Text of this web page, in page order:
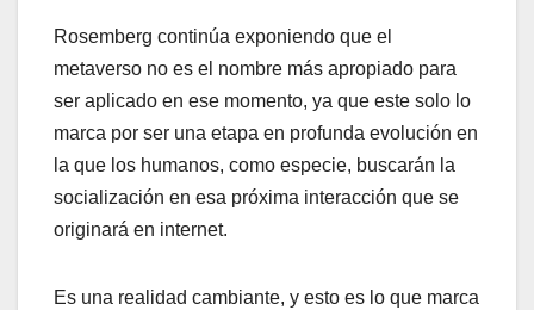
Rosemberg continúa exponiendo que el
metaverso no es el nombre más apropiado para
ser aplicado en ese momento, ya que este solo lo
marca por ser una etapa en profunda evolución en
la que los humanos, como especie, buscarán la
socialización en esa próxima interacción que se
originará en internet.
Es una realidad cambiante, y esto es lo que marca